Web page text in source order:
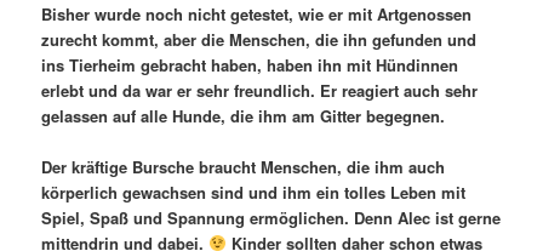
Bisher wurde noch nicht getestet, wie er mit Artgenossen
zurecht kommt, aber die Menschen, die ihn gefunden und
ins Tierheim gebracht haben, haben ihn mit Hündinnen
erlebt und da war er sehr freundlich. Er reagiert auch sehr
gelassen auf alle Hunde, die ihm am Gitter begegnen.
Der kräftige Bursche braucht Menschen, die ihm auch
körperlich gewachsen sind und ihm ein tolles Leben mit
Spiel, Spaß und Spannung ermöglichen. Denn Alec ist gerne
mittendrin und dabei.
Kinder sollten daher schon etwas